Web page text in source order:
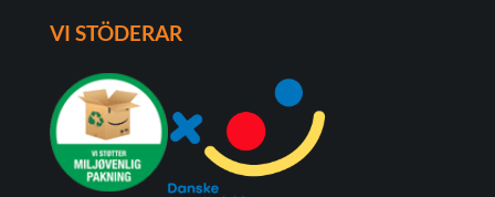
VI STÖDERAR